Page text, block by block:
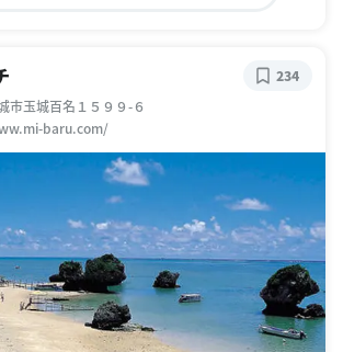
市玉城百名１５９９-６
baru.com/
234